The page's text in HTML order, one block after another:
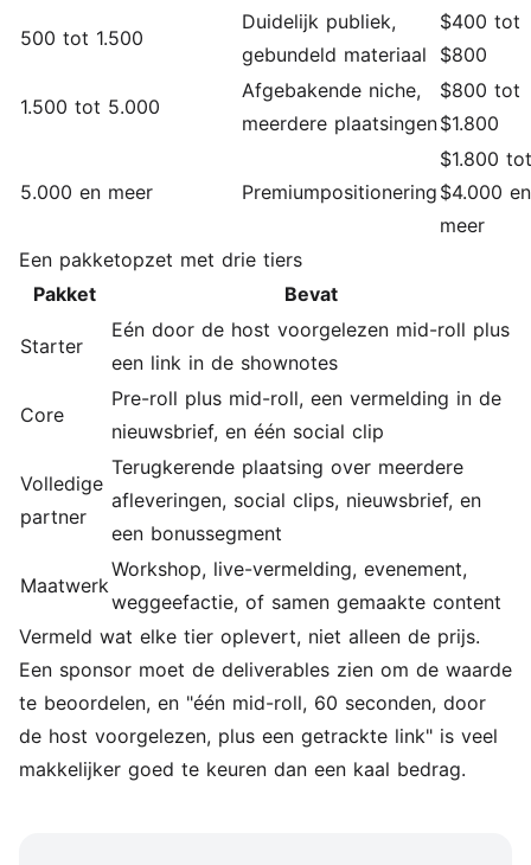
500 tot 1.500
Duidelijk publiek,
gebundeld materiaal
$400 tot
$800
1.500 tot 5.000
Afgebakende niche,
meerdere plaatsingen
$800 tot
$1.800
5.000 en meer Premiumpositionering
$1.800 tot
$4.000 en
meer
Een pakketopzet met drie tiers
Pakket
Bevat
Starter
Eén door de host voorgelezen mid-roll plus
een link in de shownotes
Core
Pre-roll plus mid-roll, een vermelding in de
nieuwsbrief, en één social clip
Volledige
partner
Terugkerende plaatsing over meerdere
afleveringen, social clips, nieuwsbrief, en
een bonussegment
Maatwerk
Workshop, live-vermelding, evenement,
weggeefactie, of samen gemaakte content
Vermeld wat elke tier oplevert, niet alleen de prijs.
Een sponsor moet de deliverables zien om de waarde
te beoordelen, en "één mid-roll, 60 seconden, door
de host voorgelezen, plus een getrackte link" is veel
makkelijker goed te keuren dan een kaal bedrag.